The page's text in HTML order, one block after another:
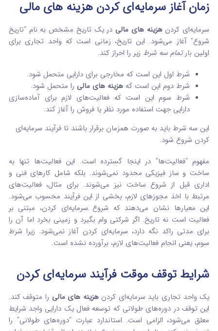
زمان آغاز سرمایه‌ای کردن هزینه‌ های مالی
سرمایه‌ای کردنهزینه‌ های مالی در یک تاریخ مشخص به نام “تاریخ
شروع” آغاز می‌شود. این تاریخ، زمانی است که واحد تجاری برای
اولین بارتمام سه شرط زیر را احراز کند.
شرط اول این است که مخارجی برای دارایی متحمل شود.
شرط دوم این است که هزینه‌ های مالی را متحمل شود.
شرط سوم این است که فعالیت‌های لازم برای آماده‌سازی
دارایی جهت استفاده مورد نظر یا فروش را آغاز کند.
این سه شرط باید به صورت همزمان برقرار باشند تا فرآیند سرمایه‌ای
کردن شروع شود.
مفهوم “فعالیت‌ها” در اینجا گسترده است. این فعالیت‌ها تنها به
ساخت و ساز فیزیکی محدود نمی‌شوند. بلکه شامل کارهای فنی و
اداری قبل از شروع ساخت نیز می‌شوند. برای مثال، فعالیت‌های
مرتبط با اخذ مجوزهای لازم، بخشی از این فرآیند محسوب می‌شود.
این معیارها نشان می‌دهند که شروع سرمایه‌ای کردن، مبتنی بر
فعالیت است نه تاریخ. اگر شرکتی وام بگیرد و زمینی بخرد اما آن را
برای مدتی راکد نگه دارد، سرمایه‌ای کردن آغاز نمی‌شود. زیرا شرط
سوم، یعنی انجام فعالیت‌های لازم، برآورده نشده است.
شرایط توقف موقت فرآیند سرمایه‌ای کردن
یک واحد تجاری باید سرمایه‌ای کردنهزینه‌ های مالی را متوقف کند.
این توقف در دوره‌های طولانی که توسعه فعال یک دارایی واجد شرایط
معلق می‌شود، الزامی است. استاندارد عبارت “دوره‌های طولانی” را